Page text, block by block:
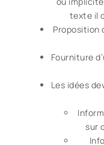
texte il
Proposition
Fourniture
Les idées
sur